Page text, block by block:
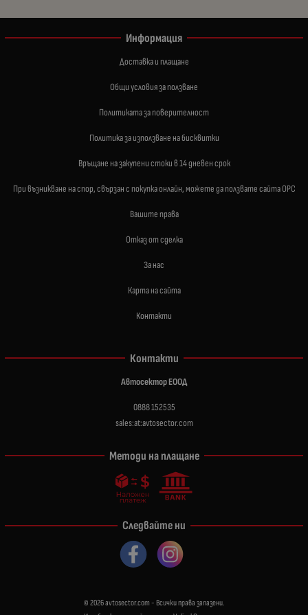
Информация
Доставка и плащане
Общи условия за ползване
Политиката за поверителност
Политика за използване на бисквитки
Връщане на закупени стоки в 14 дневен срок
При възникване на спор, свързан с покупка онлайн, можете да ползвате сайта ОРС
Вашите права
Отказ от сделка
За нас
Карта на сайта
Контакти
Контакти
Автосектор ЕООД
0888 152535
sales:at:avtosector.com
Методи на плащане
Следвайте ни
© 2026avtosector.com - Всички права запазени.